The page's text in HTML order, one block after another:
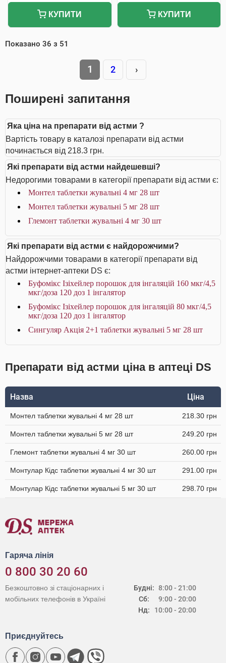
КУПИТИ КУПИТИ
Показано 36 з 51
1 2 ›
Поширені запитання
Яка ціна на препарати від астми ?
Вартість товару в каталозі препарати від астми
починається від 218.3 грн.
Які препарати від астми найдешевші?
Недорогими товарами в категорії препарати від астми є:
Монтел таблетки жувальні 4 мг 28 шт
Монтел таблетки жувальні 5 мг 28 шт
Глемонт таблетки жувальні 4 мг 30 шт
Які препарати від астми є найдорожчими?
Найдорожчими товарами в категорії препарати від
астми інтернет-аптеки DS є:
Буфомікс Ізіхейлер порошок для інгаляцій 160 мкг/4,5
мкг/доза 120 доз 1 інгалятор
Буфомікс Ізіхейлер порошок для інгаляцій 80 мкг/4,5
мкг/доза 120 доз 1 інгалятор
Сингуляр Акція 2+1 таблетки жувальні 5 мг 28 шт
Препарати від астми ціна в аптеці DS
Назва Ціна
Монтел таблетки жувальні 4 мг 28 шт 218.30 грн
Монтел таблетки жувальні 5 мг 28 шт 249.20 грн
Глемонт таблетки жувальні 4 мг 30 шт 260.00 грн
Монтулар Кідс таблетки жувальні 4 мг 30 шт 291.00 грн
Монтулар Кідс таблетки жувальні 5 мг 30 шт 298.70 грн
Гаряча лінія
0 800 30 20 60
Будні:
Сб:
Нд:
8:00 - 21:00
9:00 - 20:00
10:00 - 20:00
Безкоштовно зі стаціонарних і
мобільних телефонів в Україні
Приєднуйтесь